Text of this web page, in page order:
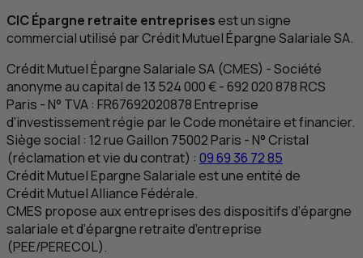
CICÉpargne retraite entreprisesest un signe
commercial utilisé par Crédit Mutuel Épargne SalarialeSA.
Crédit Mutuel Épargne SalarialeSA (CMES) - Société
anonyme au capital de 13 524 000 € - 692 020 878RCS
Paris - N° TVA: FR67692020878 Entreprise
d’investissement régie par le Code monétaire et financier.
Siège social : 12 rue Gaillon 75002 Paris - N° Cristal
(réclamation et vie du contrat) : 09 69 36 72 85
Crédit Mutuel Epargne Salariale est une entité de
Crédit Mutuel Alliance Fédérale.
CMES propose aux entreprises des dispositifs d’épargne
salariale et d’épargne retraite d’entreprise
(PEE/PERECOL).